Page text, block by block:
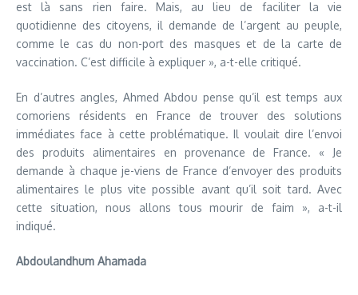
est là sans rien faire. Mais, au lieu de faciliter la vie
quotidienne des citoyens, il demande de l’argent au peuple,
comme le cas du non-port des masques et de la carte de
vaccination. C’est difficile à expliquer », a-t-elle critiqué.
En d’autres angles, Ahmed Abdou pense qu’il est temps aux
comoriens résidents en France de trouver des solutions
immédiates face à cette problématique. Il voulait dire l’envoi
des produits alimentaires en provenance de France. « Je
demande à chaque je-viens de France d’envoyer des produits
alimentaires le plus vite possible avant qu’il soit tard. Avec
cette situation, nous allons tous mourir de faim », a-t-il
indiqué.
Abdoulandhum Ahamada